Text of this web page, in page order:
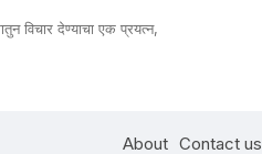
विचार देण्याचा एक प्रयत्न,
About Contact us